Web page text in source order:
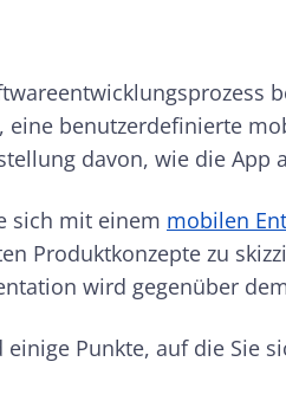
eine benutzerdefinierte
davon, wie die App
sich mit einem mobilen
Produktkonzepte zu
wird gegenüber
einige Punkte, auf die Sie